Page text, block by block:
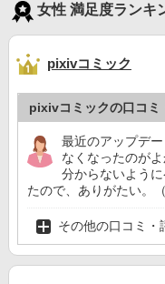
女性 満足度ランキ
pixivコミック
pixivコミックの口コミ
最近のアップデ
なくなったのが
分からないよう
たので、ありがたい。
その他の口コミ・